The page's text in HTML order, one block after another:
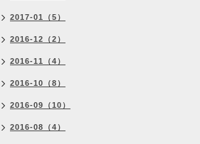
2017-01（5）
2016-12（2）
2016-11（4）
2016-10（8）
2016-09（10）
2016-08（4）